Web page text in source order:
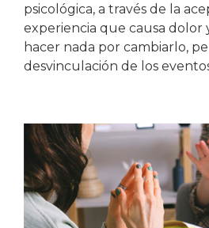
psicológica, a través de la
experiencia que causa dolor
hacer nada por cambiarlo,
desvinculación de los